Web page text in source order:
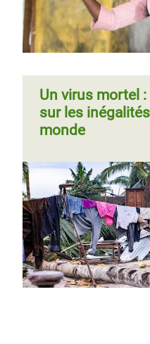
Un virus mortel
sur les
monde